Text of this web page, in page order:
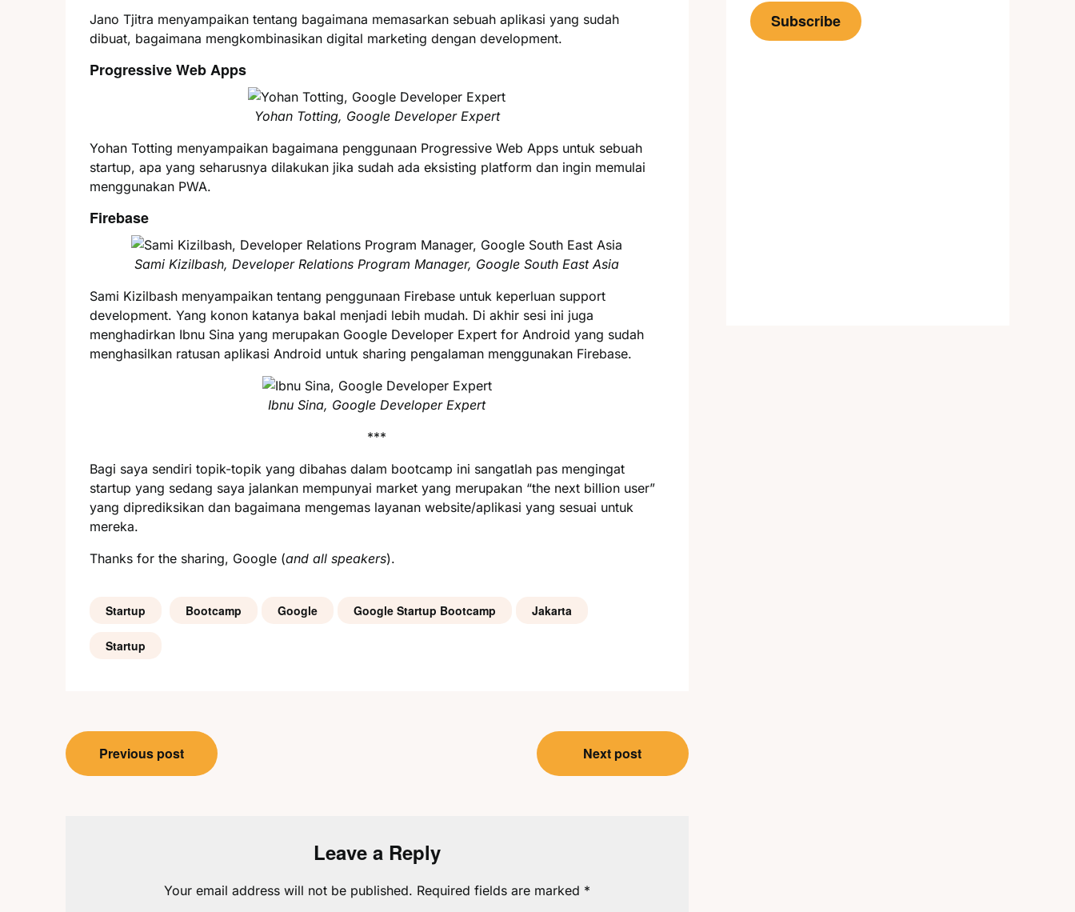
Jano Tjitra menyampaikan tentang bagaimana memasarkan sebuah aplikasi yang sudah
dibuat, bagaimana mengkombinasikan digital marketing dengan development.
Progressive Web Apps
Yohan Totting, Google Developer Expert
Yohan Totting menyampaikan bagaimana penggunaan Progressive Web Apps untuk sebuah
startup, apa yang seharusnya dilakukan jika sudah ada eksisting platform dan ingin memulai
menggunakan PWA.
Firebase
Sami Kizilbash, Developer Relations Program Manager, Google South East Asia
Sami Kizilbash menyampaikan tentang penggunaan Firebase untuk keperluan support
development. Yang konon katanya bakal menjadi lebih mudah. Di akhir sesi ini juga
menghadirkan Ibnu Sina yang merupakan Google Developer Expert for Android yang sudah
menghasilkan ratusan aplikasi Android untuk sharing pengalaman menggunakan Firebase.
Ibnu Sina, Google Developer Expert
***
Bagi saya sendiri topik-topik yang dibahas dalam bootcamp ini sangatlah pas mengingat
startup yang sedang saya jalankan mempunyai market yang merupakan “the next billion user”
yang diprediksikan dan bagaimana mengemas layanan website/aplikasi yang sesuai untuk
mereka.
Thanks for the sharing, Google (and all speakers).
Startup Bootcamp Google Google Startup Bootcamp Jakarta
Startup
Post
navigation
Previous post Next post
Leave a Reply
Your email address will not be published. Required fields are marked *
Subscribe